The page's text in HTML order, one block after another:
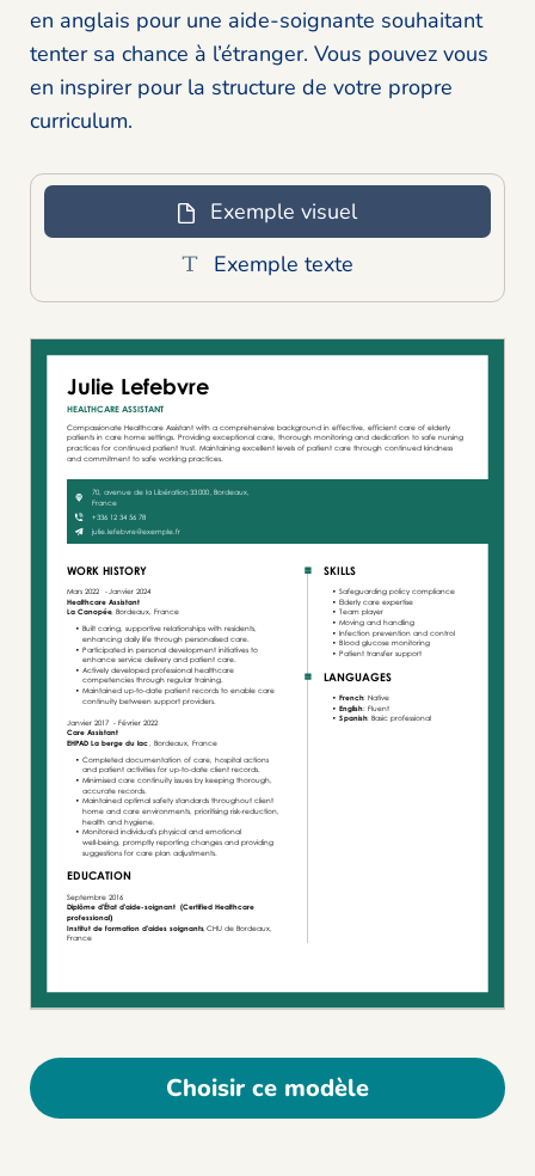
en anglais pour une aide-soignante souhaitant
tenter sa chance à l’étranger. Vous pouvez vous
en inspirer pour la structure de votre propre
curriculum.
Exemple visuel
Exemple texte
Choisir ce modèle